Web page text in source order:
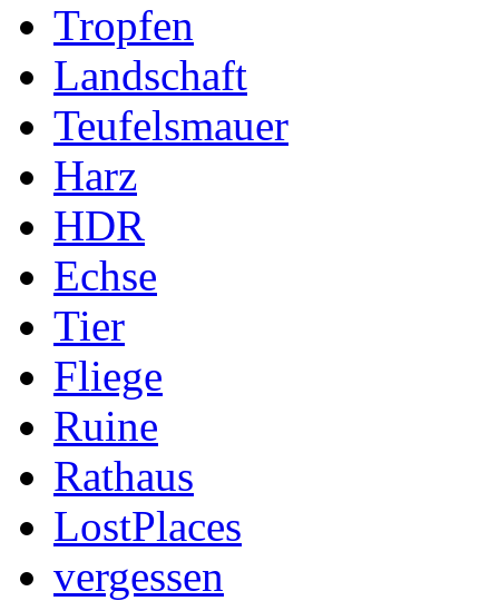
Tropfen
Landschaft
Teufelsmauer
Harz
HDR
Echse
Tier
Fliege
Ruine
Rathaus
LostPlaces
vergessen